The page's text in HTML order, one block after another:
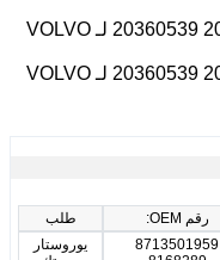
رقم OEM: طلب
8713501959
يوروستار